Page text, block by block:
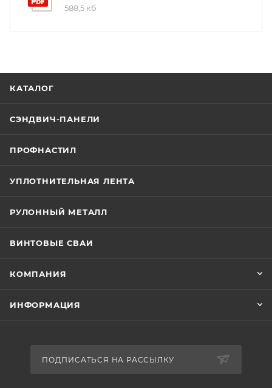
588,5 кб
КАТАЛОГ
СЭНДВИЧ-ПАНЕЛИ
ПРОФНАСТИЛ
УПЛОТНИТЕЛЬНАЯ ЛЕНТА
РУЛОННЫЙ МЕТАЛЛ
ВИНТОВЫЕ СВАИ
КОМПАНИЯ
ИНФОРМАЦИЯ
ПОДПИСАТЬСЯ НА РАССЫЛКУ